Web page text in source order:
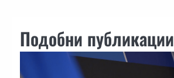
Подобни публикации